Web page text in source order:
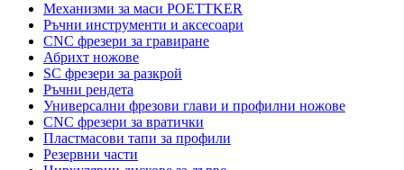
Механизми за маси POETTKER
Ръчни инструменти и аксесоари
CNC фрезери за гравиране
Абрихт ножове
SC фрезери за разкрой
Ръчни рендета
Универсални фрезови глави и профилни ножове
CNC фрезери за вратички
Пластмасови тапи за профили
Резервни части